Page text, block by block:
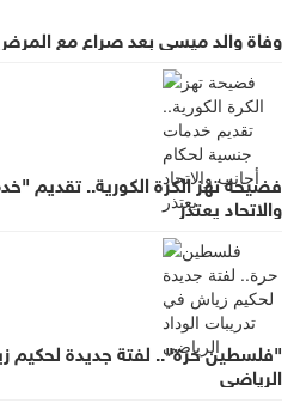
وفاة والد ميسي بعد صراع مع
فضيحة تهز الكرة الكورية.. تقديم
والاتحاد يعتذر
"فلسطين حرة".. لفتة جديدة لحكيم
الرياضي